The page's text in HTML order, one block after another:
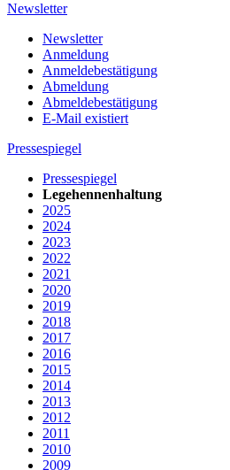
Newsletter
Newsletter
Anmeldung
Anmeldebestätigung
Abmeldung
Abmeldebestätigung
E-Mail existiert
Pressespiegel
Pressespiegel
Legehennenhaltung
2025
2024
2023
2022
2021
2020
2019
2018
2017
2016
2015
2014
2013
2012
2011
2010
2009